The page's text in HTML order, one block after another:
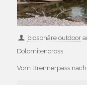
biosphäre outdoor
Dolomitencross
Vom Brennerpass